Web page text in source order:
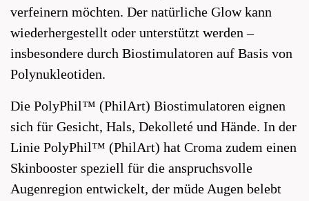
verfeinern möchten. Der natürliche Glow kann
wiederhergestellt oder unterstützt werden –
insbesondere durch Biostimulatoren auf Basis von
Polynukleotiden.
Die PolyPhil™ (PhilArt) Biostimulatoren eignen
sich für Gesicht, Hals, Dekolleté und Hände. In der
Linie PolyPhil™ (PhilArt) hat Croma zudem einen
Skinbooster speziell für die anspruchsvolle
Augenregion entwickelt, der müde Augen belebt